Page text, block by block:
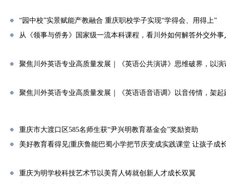
“园中校”实景赋能产教融合 重庆职校学子实现“学得会、用得上”
从《领事与侨务》国家级一流本科课程，看川外如何解答外交外
聚焦川外英语专业高质量发展｜《英语公共演讲》思维破界，以
聚焦川外英语专业高质量发展｜《英语语音语调》以音传情，架
重庆市大渡口区585名师生获“尹兴明教育基金会”奖励资助
美好教育看得见|重庆鲁能巴蜀小学把节庆变成实践课堂 让孩子成
重庆为明学校科技艺术节以美育人铸就创新人才成长双翼